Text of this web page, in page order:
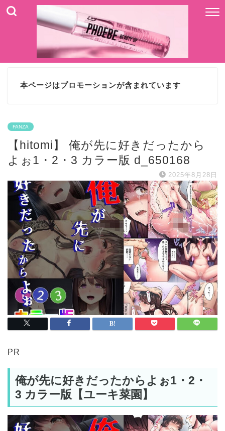
本ページはプロモーションが含まれています
FANZA
【hitomi】 俺が先に好きだったから
よぉ1・2・3 カラー版 d_650168
2025年8月28日
PR
俺が先に好きだったからよぉ1・2・
3 カラー版【ユーキ菜園】